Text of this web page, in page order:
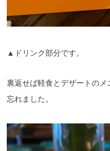
▲ドリンク部分です。
裏返せば軽食とデザートの
忘れました。